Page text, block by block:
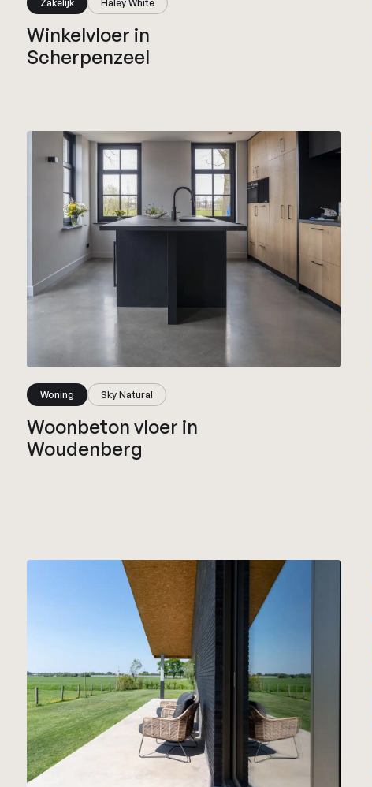
Zakelijk Haley White
Winkelvloer in
Scherpenzeel
Woning Sky Natural
Woonbeton vloer in
Woudenberg